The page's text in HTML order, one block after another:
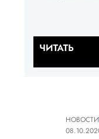
НОВОСТИ